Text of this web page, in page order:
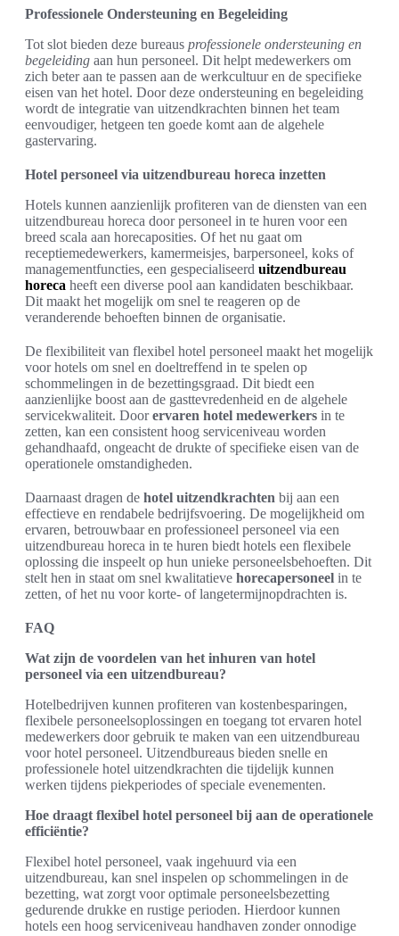
Professionele Ondersteuning en Begeleiding
Tot slot bieden deze bureaus professionele ondersteuning en
begeleiding aan hun personeel. Dit helpt medewerkers om
zich beter aan te passen aan de werkcultuur en de specifieke
eisen van het hotel. Door deze ondersteuning en begeleiding
wordt de integratie van uitzendkrachten binnen het team
eenvoudiger, hetgeen ten goede komt aan de algehele
gastervaring.
Hotel personeel via uitzendbureau horeca inzetten
Hotels kunnen aanzienlijk profiteren van de diensten van een
uitzendbureau horeca door personeel in te huren voor een
breed scala aan horecaposities. Of het nu gaat om
receptiemedewerkers, kamermeisjes, barpersoneel, koks of
managementfuncties, een gespecialiseerd uitzendbureau
horeca heeft een diverse pool aan kandidaten beschikbaar.
Dit maakt het mogelijk om snel te reageren op de
veranderende behoeften binnen de organisatie.
De flexibiliteit van flexibel hotel personeel maakt het mogelijk
voor hotels om snel en doeltreffend in te spelen op
schommelingen in de bezettingsgraad. Dit biedt een
aanzienlijke boost aan de gasttevredenheid en de algehele
servicekwaliteit. Doorervaren hotel medewerkers in te
zetten, kan een consistent hoog serviceniveau worden
gehandhaafd, ongeacht de drukte of specifieke eisen van de
operationele omstandigheden.
Daarnaast dragen de hotel uitzendkrachten bij aan een
effectieve en rendabele bedrijfsvoering. De mogelijkheid om
ervaren, betrouwbaar en professioneel personeel via een
uitzendbureau horeca in te huren biedt hotels een flexibele
oplossing die inspeelt op hun unieke personeelsbehoeften. Dit
stelt hen in staat om snel kwalitatieve horecapersoneel in te
zetten, of het nu voor korte- of langetermijnopdrachten is.
FAQ
Wat zijn de voordelen van het inhuren van hotel
personeel via een uitzendbureau?
Hotelbedrijven kunnen profiteren van kostenbesparingen,
flexibele personeelsoplossingen en toegang tot ervaren hotel
medewerkers door gebruik te maken van een uitzendbureau
voor hotel personeel. Uitzendbureaus bieden snelle en
professionele hotel uitzendkrachten die tijdelijk kunnen
werken tijdens piekperiodes of speciale evenementen.
Hoe draagt flexibel hotel personeel bij aan de operationele
efficiëntie?
Flexibel hotel personeel, vaak ingehuurd via een
uitzendbureau, kan snel inspelen op schommelingen in de
bezetting, wat zorgt voor optimale personeelsbezetting
gedurende drukke en rustige perioden. Hierdoor kunnen
hotels een hoog serviceniveau handhaven zonder onnodige